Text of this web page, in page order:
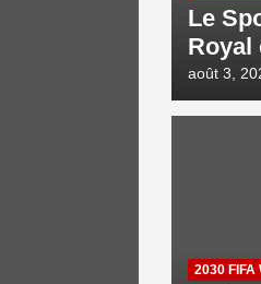
Le
Royal
août 3,
2030 FIFA